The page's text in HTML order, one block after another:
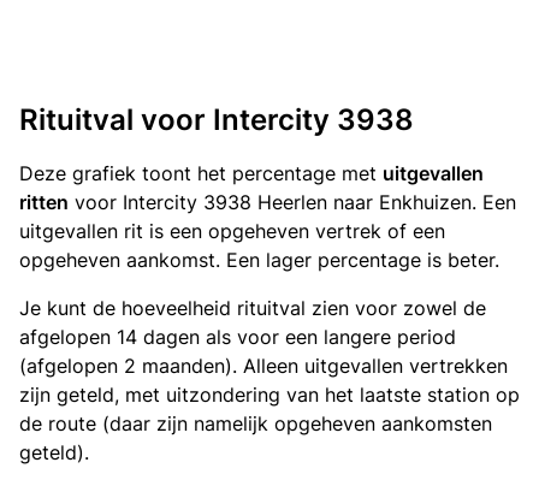
Rituitval voor Intercity 3938
Deze grafiek toont het percentage met uitgevallen
ritten voor Intercity 3938 Heerlen naar Enkhuizen. Een
uitgevallen rit is een opgeheven vertrek of een
opgeheven aankomst. Een lager percentage is beter.
Je kunt de hoeveelheid rituitval zien voor zowel de
afgelopen 14 dagen als voor een langere period
(afgelopen 2 maanden). Alleen uitgevallen vertrekken
zijn geteld, met uitzondering van het laatste station op
de route (daar zijn namelijk opgeheven aankomsten
geteld).